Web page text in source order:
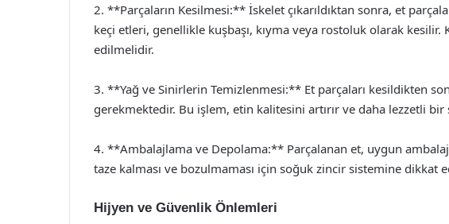
2. **Parçaların Kesilmesi:** İskelet çıkarıldıktan sonra, et
keçi etleri, genellikle kuşbaşı, kıyma veya rostoluk olarak kesilir.
edilmelidir.
3. **Yağ ve Sinirlerin Temizlenmesi:** Et parçaları kesildikten
gerekmektedir. Bu işlem, etin kalitesini artırır ve daha lezzetli
4. **Ambalajlama ve Depolama:** Parçalanan et, uygun
taze kalması ve bozulmaması için soğuk zincir sistemine dikkat
Hijyen ve Güvenlik Önlemleri